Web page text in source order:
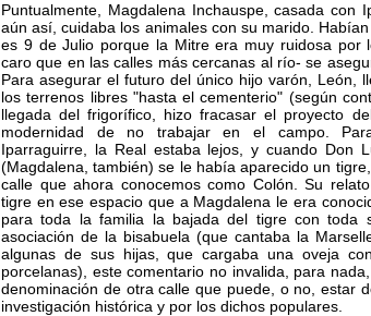
Puntualmente, Magdalena Inchauspe, casada con
aún así, cuidaba los animales con su marido.
es 9 de Julio porque la Mitre era muy ruidosa por
caro que en las calles más cercanas al río- se
Para asegurar el futuro del único hijo varón, León,
los terrenos libres "hasta el cementerio" (según
llegada del frigorífico, hizo fracasar el proyecto
modernidad de no trabajar en el campo.
Iparraguirre, la Real estaba lejos, y cuando Don
(Magdalena, también) se le había aparecido un
calle que ahora conocemos como Colón. Su
tigre en ese espacio que a Magdalena le era
para toda la familia la bajada del tigre con toda
asociación de la bisabuela (que cantaba la
algunas de sus hijas, que cargaba una oveja
porcelanas), este comentario no invalida, para
denominación de otra calle que puede, o no, estar
investigación histórica y por los dichos populares.